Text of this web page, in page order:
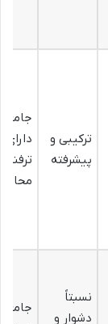
ترکیبی و
پیشرفته
جامع،
دارای
نسبتاً
دشوار و
جامع